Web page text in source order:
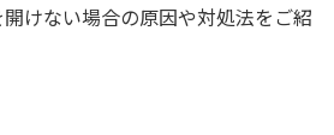
けない場合の原因や対処法をご紹